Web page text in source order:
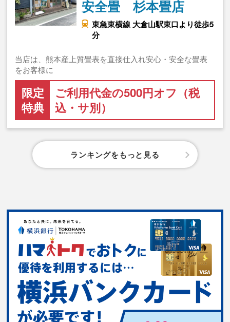
安全畳 杉本畳店
東急東横線 大倉山駅東口より徒歩5
分
当店は、熊本産上質畳表を直接仕入れ安心・安全な畳表
をお客様に
限定
特典
ご利用代金の500円オフ（税
込・サ別）
ランキングをもっと見る